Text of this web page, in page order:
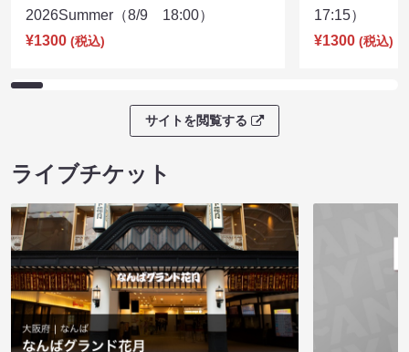
2026Summer（8/9 18:00）
¥1300 (税込)
17:15）
¥1300 (税込)
サイトを閲覧する
ライブチケット